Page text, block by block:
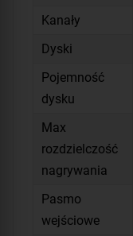
Kanały
Dyski
Pojemność
dysku
Max
rozdzielczość
nagrywania
Pasmo
wejściowe